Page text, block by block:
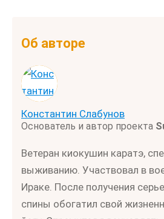
Об авторе
Константин Слабунов
Основатель и автор проекта
Ветеран киокушин каратэ,
выживанию. Участвовал в
Ираке. После получения
спины обогатил свой